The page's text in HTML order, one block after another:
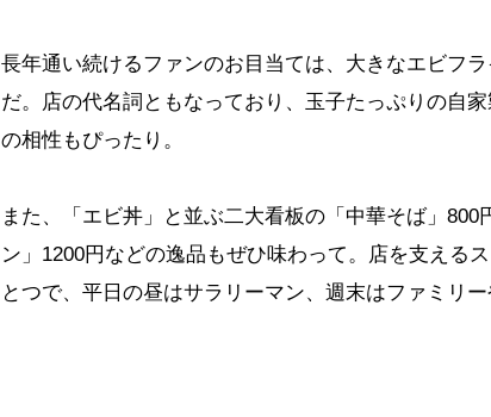
長年通い続けるファンのお目当ては、大きなエビフ
だ。店の代名詞ともなっており、玉子たっぷりの自
の相性もぴったり。
また、「エビ丼」と並ぶ二大看板の「中華そば」
ン」1200円などの逸品もぜひ味わって。店を支える
とつで、平日の昼はサラリーマン、週末はファミリー